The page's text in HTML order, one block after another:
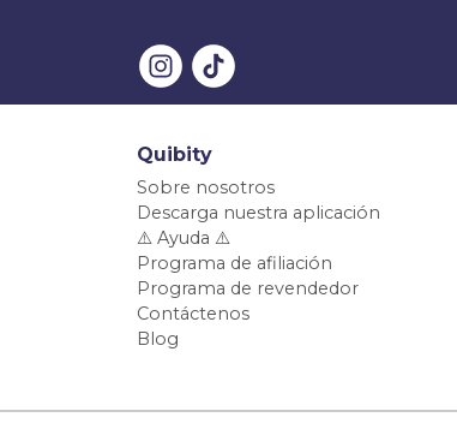
Quibity
Sobre nosotros
Descarga nuestra aplicación
⚠️ Ayuda ⚠️
Programa de afiliación
Programa de revendedor
Contáctenos
Blog